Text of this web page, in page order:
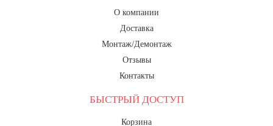
О компании
Доставка
Монтаж/Демонтаж
Отзывы
Контакты
БЫСТРЫЙ ДОСТУП
Корзина